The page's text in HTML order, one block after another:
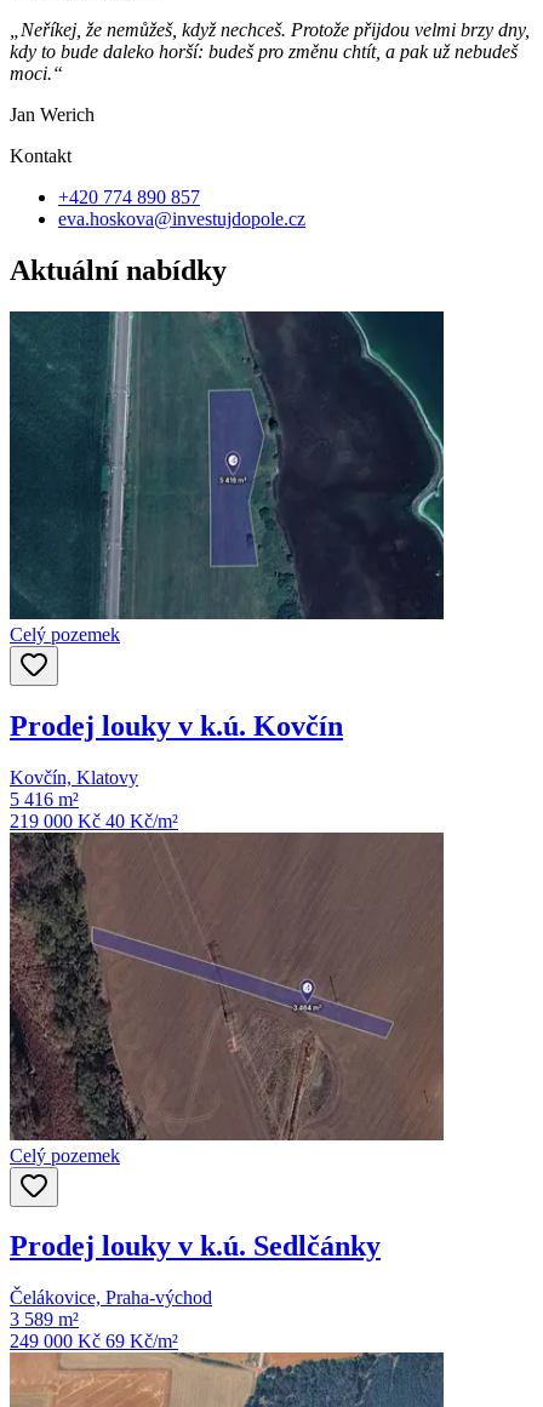
„Neříkej, že nemůžeš, když nechceš. Protože přijdou velmi brzy dny,
kdy to bude daleko horší: budeš pro změnu chtít, a pak už nebudeš
moci.“
Jan Werich
Kontakt
+420 774 890 857
eva.hoskova@investujdopole.cz
Aktuální nabídky
Celý pozemek
Prodej louky v k.ú. Kovčín
Kovčín, Klatovy
5 416 m²
219 000 Kč 40 Kč/m²
Celý pozemek
Prodej louky v k.ú. Sedlčánky
Čelákovice, Praha-východ
3 589 m²
249 000 Kč 69 Kč/m²